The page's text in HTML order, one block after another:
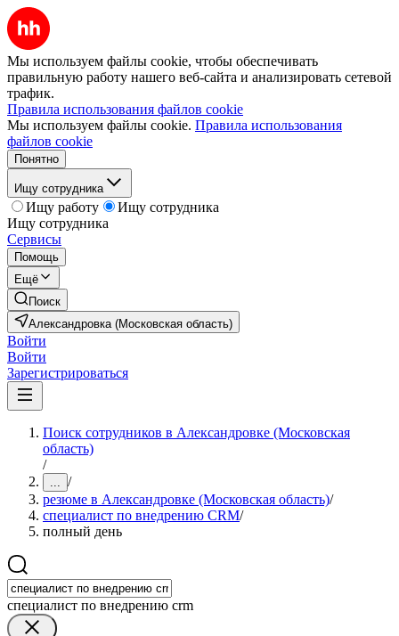
Мы используем файлы cookie, чтобы обеспечивать
правильную работу нашего веб-сайта и анализировать сетевой
трафик.
Правила использования файлов cookie
Мы используем файлы cookie. Правила использования
файлов cookie
Понятно
Ищу сотрудника
Ищу работу
Ищу сотрудника
Ищу сотрудника
Сервисы
Помощь
Ещё
Поиск
Александровка (Московская область)
Войти
Войти
Зарегистрироваться
Поиск сотрудников в Александровке (Московская
область)
/
... /
резюме в Александровке (Московская область)/
специалист по внедрению CRM/
полный день
специалист по внедрению crm